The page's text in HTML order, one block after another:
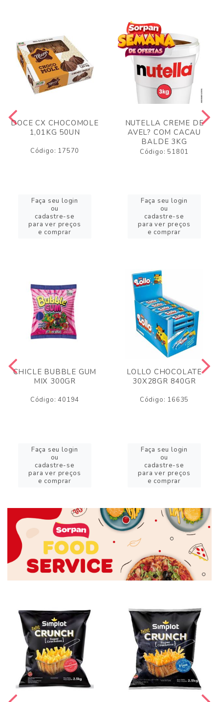
DOCE CX CHOCOMOLE
1,01KG 50UN
Código: 17570
Faça seu login
ou
cadastre-se
para ver preços
e comprar
NUTELLA CREME DE
AVEL? COM CACAU
BALDE 3KG
Código: 51801
Faça seu login
ou
cadastre-se
para ver preços
e comprar
CHICLE BUBBLE GUM
MIX 300GR
Código: 40194
Faça seu login
ou
cadastre-se
para ver preços
e comprar
LOLLO CHOCOLATE
30X28GR 840GR
Código: 16635
Faça seu login
ou
cadastre-se
para ver preços
e comprar